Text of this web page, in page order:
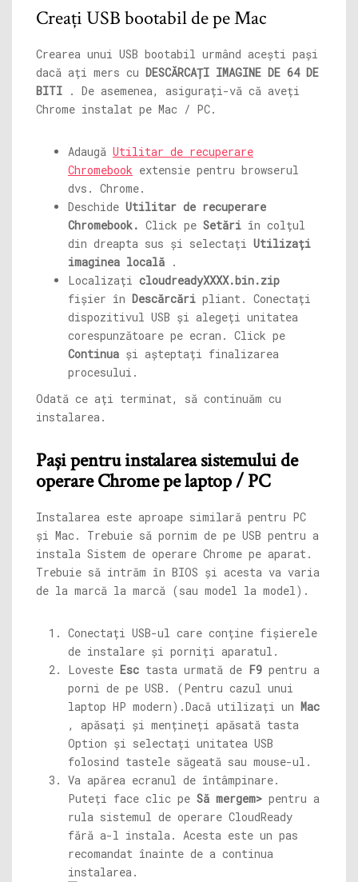
Creați USB bootabil de pe Mac
Crearea unui USB bootabil urmând acești pași
dacă ați mers cu DESCĂRCAȚI IMAGINE DE 64 DE
BITI . De asemenea, asigurați-vă că aveți
Chrome instalat pe Mac / PC.
Adaugă Utilitar de recuperare
Chromebook extensie pentru browserul
dvs. Chrome.
Deschide Utilitar de recuperare
Chromebook. Click pe Setări în colțul
din dreapta sus și selectați Utilizați
imaginea locală .
Localizați cloudreadyXXXX.bin.zip
fișier în Descărcări pliant. Conectați
dispozitivul USB și alegeți unitatea
corespunzătoare pe ecran. Click pe
Continua și așteptați finalizarea
procesului.
Odată ce ați terminat, să continuăm cu
instalarea.
Pași pentru instalarea sistemului de
operare Chrome pe laptop / PC
Instalarea este aproape similară pentru PC
și Mac. Trebuie să pornim de pe USB pentru a
instala Sistem de operare Chrome pe aparat.
Trebuie să intrăm în BIOS și acesta va varia
de la marcă la marcă (sau model la model).
Conectați USB-ul care conține fișierele
de instalare și porniți aparatul.
Loveste Esc tasta urmată de F9 pentru a
porni de pe USB. (Pentru cazul unui
laptop HP modern).Dacă utilizați un Mac
, apăsați și mențineți apăsată tasta
Option și selectați unitatea USB
folosind tastele săgeată sau mouse-ul.
Va apărea ecranul de întâmpinare.
Puteți face clic pe Să mergem> pentru a
rula sistemul de operare CloudReady
fără a-l instala. Acesta este un pas
recomandat înainte de a continua
instalarea.